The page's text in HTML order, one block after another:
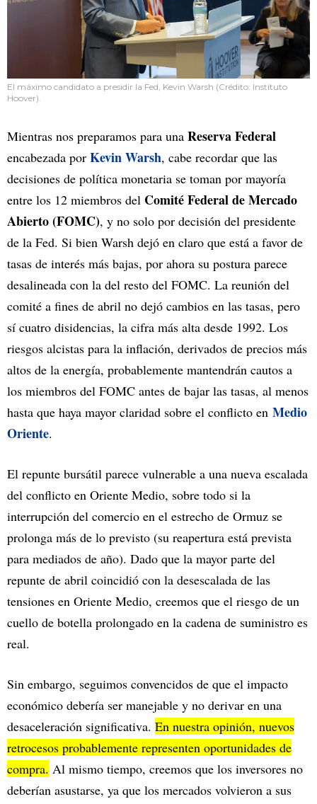
El máximo candidato a presidir la Fed, Kevin Warsh (Crédito: Instituto
Hoover).
Mientras nos preparamos para una Reserva Federal
encabezada por Kevin Warsh, cabe recordar que las
decisiones de política monetaria se toman por mayoría
entre los 12 miembros del Comité Federal de Mercado
Abierto (FOMC), y no solo por decisión del presidente
de la Fed. Si bien Warsh dejó en claro que está a favor de
tasas de interés más bajas, por ahora su postura parece
desalineada con la del resto del FOMC. La reunión del
comité a fines de abril no dejó cambios en las tasas, pero
sí cuatro disidencias, la cifra más alta desde 1992. Los
riesgos alcistas para la inflación, derivados de precios más
altos de la energía, probablemente mantendrán cautos a
los miembros del FOMC antes de bajar las tasas, al menos
hasta que haya mayor claridad sobre el conflicto en Medio
Oriente.
El repunte bursátil parece vulnerable a una nueva escalada
del conflicto en Oriente Medio, sobre todo si la
interrupción del comercio en el estrecho de Ormuz se
prolonga más de lo previsto (su reapertura está prevista
para mediados de año). Dado que la mayor parte del
repunte de abril coincidió con la desescalada de las
tensiones en Oriente Medio, creemos que el riesgo de un
cuello de botella prolongado en la cadena de suministro es
real.
Sin embargo, seguimos convencidos de que el impacto
económico debería ser manejable y no derivar en una
desaceleración significativa. En nuestra opinión, nuevos
retrocesos probablemente representen oportunidades de
compra. Al mismo tiempo, creemos que los inversores no
deberían asustarse, ya que los mercados volvieron a sus